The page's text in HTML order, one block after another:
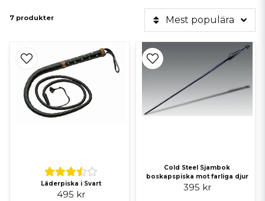
7 produkter Mest populära
Läderpiska i Svart
495 kr
Cold Steel Sjambok
boskapspiska mot farliga djur
395 kr